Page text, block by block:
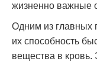
жизненно важные
Одним из главных
их способность
вещества в кровь.